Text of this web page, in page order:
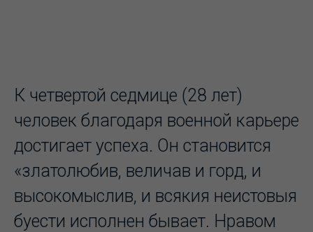
К четвертой седмице (28 лет)
человек благодаря военной карьере
достигает успеха. Он становится
«златолюбив, величав и горд, и
высокомыслив, и всякия неистовыя
буести исполнен бывает. Нравом